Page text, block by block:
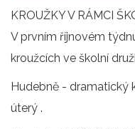
KROUŽKY V RÁMCI
V prvním říjnovém
kroužcích ve školní
Hudebně - dramatický
úterý .